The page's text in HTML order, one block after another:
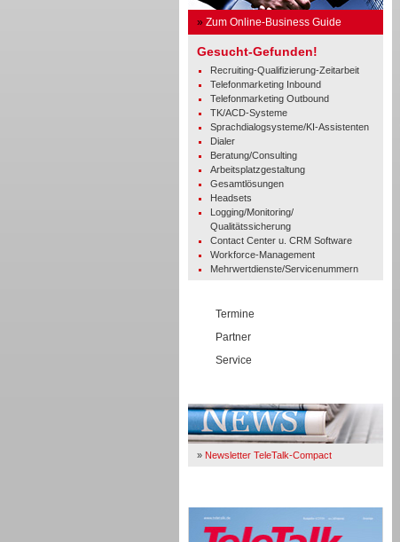
» Zum Online-Business Guide
Gesucht-Gefunden!
Recruiting-Qualifizierung-Zeitarbeit
Telefonmarketing Inbound
Telefonmarketing Outbound
TK/ACD-Systeme
Sprachdialogsysteme/KI-Assistenten
Dialer
Beratung/Consulting
Arbeitsplatzgestaltung
Gesamtlösungen
Headsets
Logging/Monitoring/
Qualitätssicherung
Contact Center u. CRM Software
Workforce-Management
Mehrwertdienste/Servicenummern
Termine
Partner
Service
» Newsletter TeleTalk-Compact